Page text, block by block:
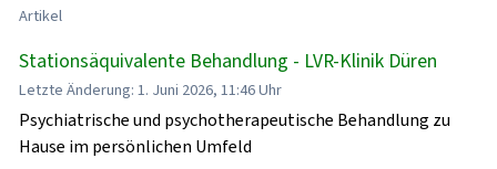
Artikel
Stationsäquivalente Behandlung - LVR-Klinik Düren
Letzte Änderung: 1. Juni 2026, 11:46 Uhr
Psychiatrische und psychotherapeutische Behandlung zu
Hause im persönlichen Umfeld